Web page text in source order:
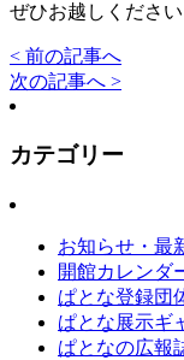
ぜひお越しください
< 前の記事へ
次の記事へ >
カテゴリー
お知らせ・最
開館カレンダ
ぱとな登録団
ぱとな展示ギ
ぱとなの広報